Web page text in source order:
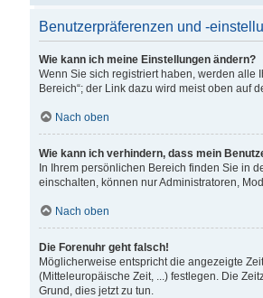
Benutzerpräferenzen und -
Wie kann ich meine Einstellungen ändern?
Wenn Sie sich registriert haben, werden alle
Bereich“; der Link dazu wird meist oben auf
Nach oben
Wie kann ich verhindern, dass mein
In Ihrem persönlichen Bereich finden Sie in
einschalten, können nur Administratoren,
Nach oben
Die Forenuhr geht falsch!
Möglicherweise entspricht die angezeigte
(Mitteleuropäische Zeit, ...) festlegen. Die
Grund, dies jetzt zu tun.